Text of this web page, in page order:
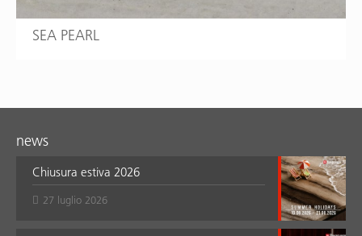
SEA PEARL
news
Chiusura estiva 2026
27 luglio 2026